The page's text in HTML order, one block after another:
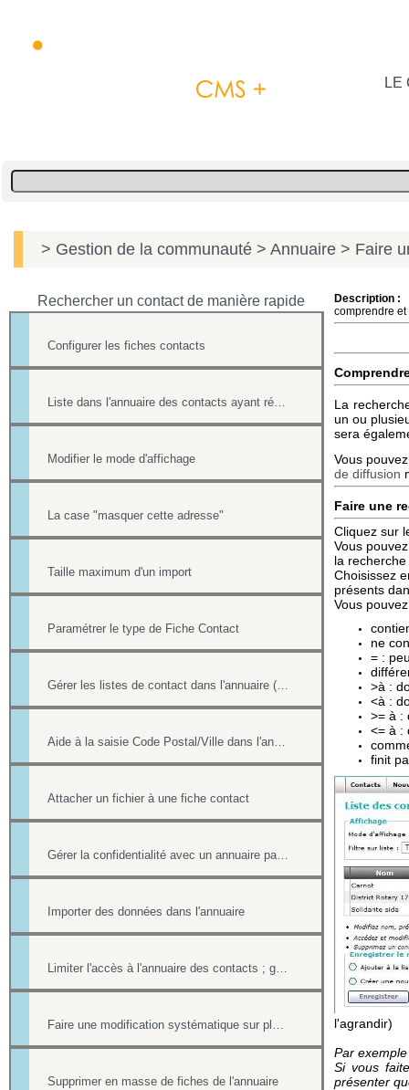
LE
> Gestion de la communauté > Annuaire > Faire
Rechercher un contact de manière rapide
Configurer les fiches contacts
Liste dans l'annuaire des contacts ayant répondu à un formulaire
Modifier le mode d'affichage
La case "masquer cette adresse"
Taille maximum d'un import
Paramétrer le type de Fiche Contact
Gérer les listes de contact dans l'annuaire (multi-sélection par une case à cocher)
Aide à la saisie Code Postal/Ville dans l'annuaire des contacts
Attacher un fichier à une fiche contact
Gérer la confidentialité avec un annuaire partagé
Importer des données dans l'annuaire
Limiter l'accès à l'annuaire des contacts ; gérer les listes de contacts
Faire une modification systématique sur plusieurs fiches
Supprimer en masse de fiches de l'annuaire
Description :
comprendre
La
un ou
sera
Vous
de diffusion
Faire une
Cliquez sur
Vous
la recherche
Choisissez
présents
Vous
ne
= :
>à :
<à :
>= à :
<= à :
finit
l'agrandir)
Par
Si vous
présenter